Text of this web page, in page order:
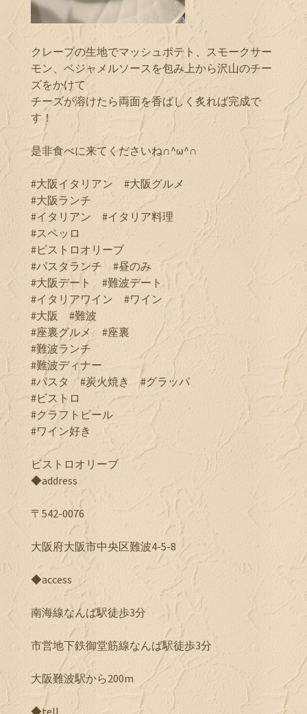
クレープの生地でマッシュポテト、スモークサー
モン、ベジャメルソースを包み上から沢山のチー
ズをかけて
チーズが溶けたら両面を香ばしく炙れば完成で
す！
是非食べに来てくださいね∩^ω^∩
#大阪イタリアン #大阪グルメ
#大阪ランチ
#イタリアン #イタリア料理
#スペッロ
#ビストロオリーブ
#パスタランチ #昼のみ
#大阪デート #難波デート
#イタリアワイン #ワイン
#大阪 #難波
#座裏グルメ #座裏
#難波ランチ
#難波ディナー
#パスタ #炭火焼き #グラッパ
#ビストロ
#クラフトビール
#ワイン好き
ビストロオリーブ
◆address
〒542-0076
大阪府大阪市中央区難波4-5-8
◆access
南海線なんば駅徒歩3分
市営地下鉄御堂筋線なんば駅徒歩3分
大阪難波駅から200m
◆tell